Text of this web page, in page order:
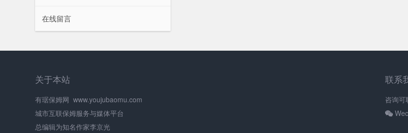
在线留言
关于本站
有琚保姆网 www.youjubaomu.com
城市互联保姆服务与媒体平台
总编辑为知名作家李京光
联系
咨询可